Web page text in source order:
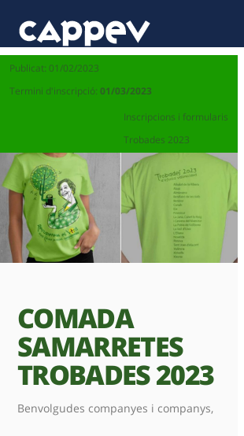
Publicat: 01/02/2023
Termini d'inscripció: 01/03/2023
Inscripcions i formularis
Trobades 2023
COMADA
SAMARRETES
TROBADES 2023
Benvolgudes companyes i companys,